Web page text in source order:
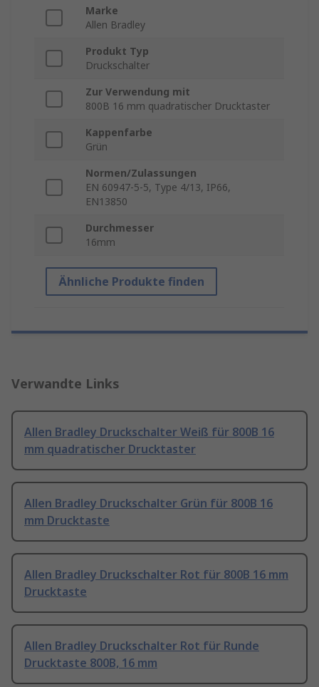
Marke
Allen Bradley
Produkt Typ
Druckschalter
Zur Verwendung mit
800B 16 mm quadratischer Drucktaster
Kappenfarbe
Grün
Normen/Zulassungen
EN 60947-5-5, Type 4/13, IP66,
EN13850
Durchmesser
16mm
Ähnliche Produkte finden
Verwandte Links
Allen Bradley Druckschalter Weiß für 800B 16
mm quadratischer Drucktaster
Allen Bradley Druckschalter Grün für 800B 16
mm Drucktaste
Allen Bradley Druckschalter Rot für 800B 16 mm
Drucktaste
Allen Bradley Druckschalter Rot für Runde
Drucktaste 800B, 16 mm